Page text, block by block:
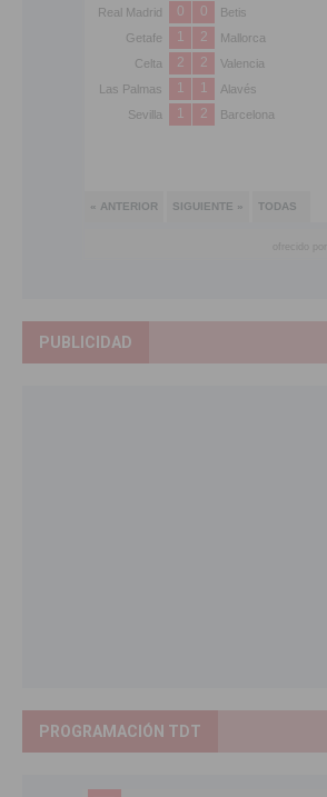
PUBLICIDAD
PROGRAMACIÓN TDT